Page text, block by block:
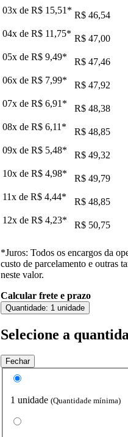
03x de R$ 15,51 * R$ 46,54
04x de R$ 11,75* R$ 47,00
05x de R$ 9,49*
R$ 47,46
06x de R$ 7,99*
R$ 47,92
07x de R$ 6,91 *
R$ 48,38
08x de R$ 6,11 *
R$ 48,85
09x de R$ 5,48*
R$ 49,32
10x de R$ 4,98*
R$ 49,79
11x de R$ 4,44*
R$ 48,85
12x de R$ 4,23* R$ 50,75
*Juros: Todos os encargos da
custo de parcelamento e outras
neste valor.
Calcular frete e prazo
Quantidade: 1 unidade
Selecione a
Fechar
1 unidade (Quantidade mínima)